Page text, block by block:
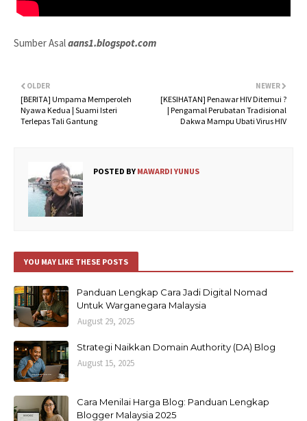
Sumber Asalaans1.blogspot.com
NEWER
[KESIHATAN] Penawar HIV Ditemui ?
| Pengamal Perubatan Tradisional
Dakwa Mampu Ubati Virus HIV
OLDER
[BERITA] Umpama Memperoleh
Nyawa Kedua | Suami Isteri
Terlepas Tali Gantung
POSTED BY MAWARDI YUNUS
YOU MAY LIKE THESE POSTS
Panduan Lengkap Cara Jadi Digital Nomad
Untuk Warganegara Malaysia
August 29, 2025
Strategi Naikkan Domain Authority (DA) Blog
August 15, 2025
Cara Menilai Harga Blog: Panduan Lengkap
Blogger Malaysia 2025